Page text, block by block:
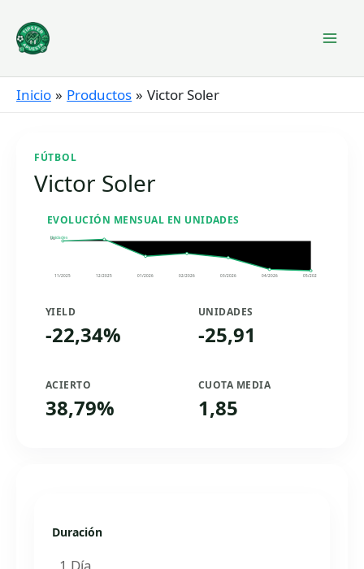
contenido
Inicio Productos Victor Soler
FÚTBOL
Victor Soler
EVOLUCIÓN MENSUAL EN UNIDADES
Unidades
0u
11/2025 12/2025 01/2026 02/2026 03/2026 04/2026 05/2026
YIELD
-22,34%
UNIDADES
-25,91
ACIERTO
38,79%
CUOTA MEDIA
1,85
Duración